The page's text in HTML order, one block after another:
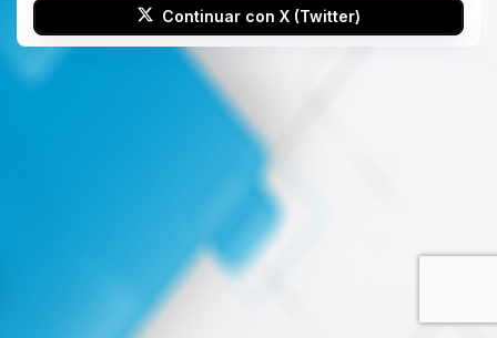
Continuar con X (Twitter)